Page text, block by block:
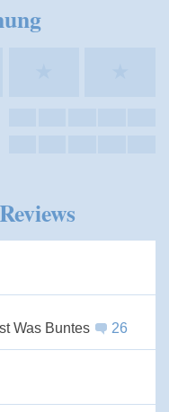
Was Buntes
26